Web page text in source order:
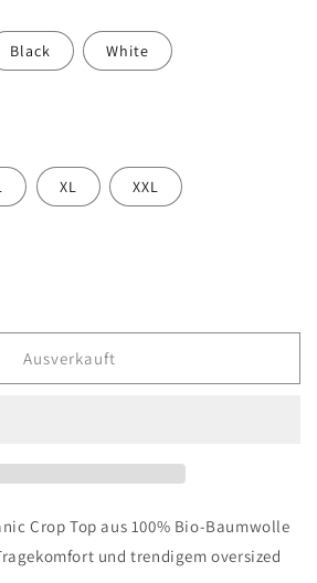
Black White
XL XXL
Ausverkauft
Crop Top aus 100% Bio-Baumwolle
und trendigem oversized